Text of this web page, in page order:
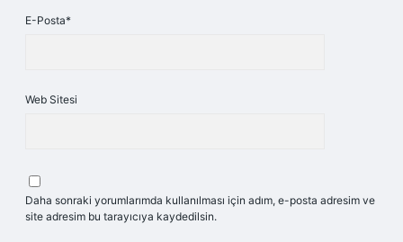
E-Posta*
Web Sitesi
Daha sonraki yorumlarımda kullanılması için adım, e-posta adresim ve
site adresim bu tarayıcıya kaydedilsin.